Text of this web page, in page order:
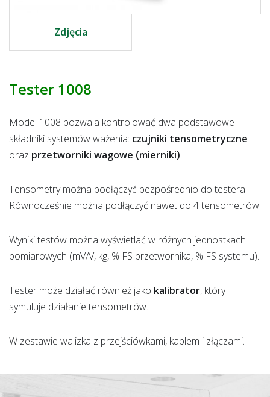
Zdjęcia
Tester 1008
Model 1008 pozwala kontrolować dwa podstawowe
składniki systemów ważenia: czujniki tensometryczne
oraz przetworniki wagowe (mierniki).
Tensometry można podłączyć bezpośrednio do testera.
Równocześnie można podłączyć nawet do 4 tensometrów.
Wyniki testów można wyświetlać w różnych jednostkach
pomiarowych (mV/V, kg, % FS przetwornika, % FS systemu).
Tester może działać również jako kalibrator, który
symuluje działanie tensometrów.
W zestawie walizka z przejściówkami, kablem i złączami.